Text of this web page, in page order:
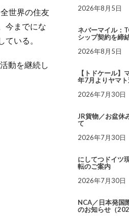
世界の住友
今までにな
いる。
動を継続し
2026年8月5日
ネバーマイル：
シップ契約を締
2026年8月5日
【トドケール
年7月よりヤマ
2026年7月30日
JR貨物／お盆休
て
2026年7月30日
にしてつドイツ
転のご案内
2026年7月30日
NCA／日本発国
のお知らせ（